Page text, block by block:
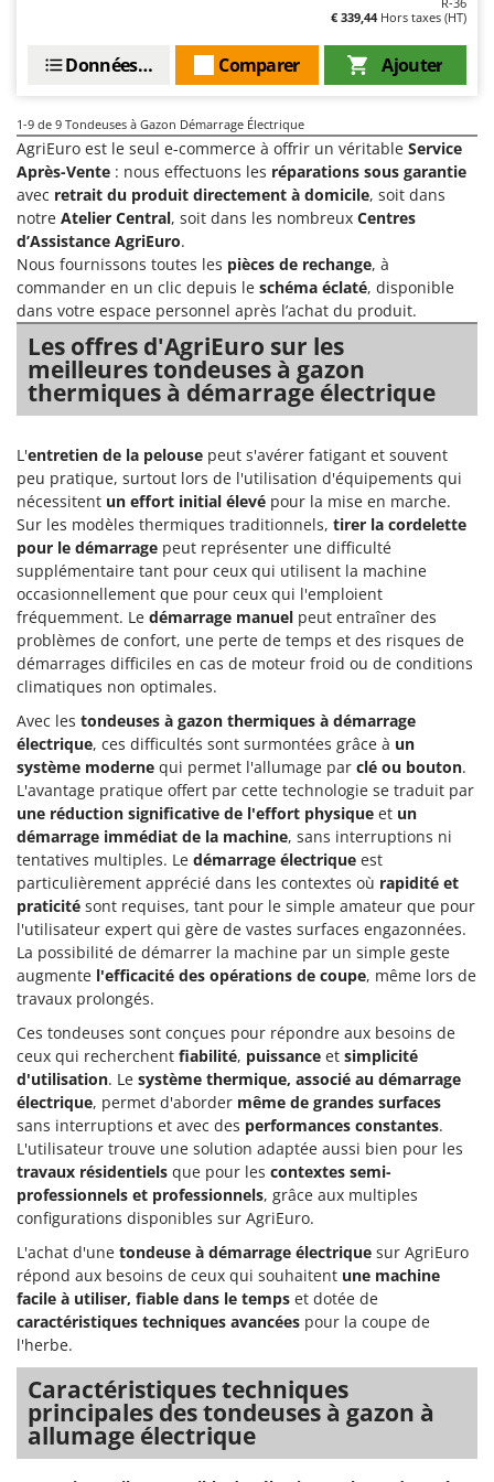
Palumbo Pavi
Partisani
Paterlini
Philips
Pramac
Prismafood
R
R.G.V.
Rato
Redback
Resto Italia
Ribimex
Ripartrak
Ritter
River Systems
Robomow
Rossofuoco
Rover Pompe
Royal Food
Ryobi
S
S.T.P.
Santos
Sbaraglia
Schnitzer
Seven Italy
Shark
Silky
Simatech
Sirman
Skil
Smartwood
Smeg
Snapper
Solidur
Spice Electronics
Spiralmac
Spring Protezione
Spyro
Stanley
€ 339,44Hors taxes (HT)
Ajouter
Comparer
Données techniques
1-9 de 9 Tondeuses à Gazon Démarrage Électrique
AgriEuro est le seul e-commerce à offrir un véritable Service
Après-Vente : nous effectuons les réparations sous garantie
avec retrait du produit directement à domicile, soit dans
notre Atelier Central, soit dans les nombreux Centres
d’Assistance AgriEuro.
Nous fournissons toutes les pièces de rechange, à
commander en un clic depuis le schéma éclaté, disponible
dans votre espace personnel après l’achat du produit.
Les offres d'AgriEuro sur les
meilleures tondeuses à gazon
thermiques à démarrage électrique
L'entretien de la pelouse peut s'avérer fatigant et souvent
peu pratique, surtout lors de l'utilisation d'équipements qui
nécessitent un effort initial élevé pour la mise en marche.
Sur les modèles thermiques traditionnels, tirer la cordelette
pour le démarrage peut représenter une difficulté
supplémentaire tant pour ceux qui utilisent la machine
occasionnellement que pour ceux qui l'emploient
fréquemment. Le démarrage manuel peut entraîner des
problèmes de confort, une perte de temps et des risques de
démarrages difficiles en cas de moteur froid ou de conditions
climatiques non optimales.
Avec les tondeuses à gazon thermiques à démarrage
électrique, ces difficultés sont surmontées grâce à un
système moderne qui permet l'allumage par clé ou bouton.
L'avantage pratique offert par cette technologie se traduit par
une réduction significative de l'effort physique et un
démarrage immédiat de la machine, sans interruptions ni
tentatives multiples. Le démarrage électrique est
particulièrement apprécié dans les contextes où rapidité et
praticité sont requises, tant pour le simple amateur que pour
l'utilisateur expert qui gère de vastes surfaces engazonnées.
La possibilité de démarrer la machine par un simple geste
augmente l'efficacité des opérations de coupe, même lors de
travaux prolongés.
Ces tondeuses sont conçues pour répondre aux besoins de
ceux qui recherchent fiabilité, puissance et simplicité
d'utilisation. Le système thermique, associé au démarrage
électrique, permet d'aborder même de grandes surfaces
sans interruptions et avec des performances constantes.
L'utilisateur trouve une solution adaptée aussi bien pour les
travaux résidentiels que pour les contextes semi-
professionnels et professionnels, grâce aux multiples
configurations disponibles sur AgriEuro.
L'achat d'une tondeuse à démarrage électrique sur AgriEuro
répond aux besoins de ceux qui souhaitent une machine
facile à utiliser, fiable dans le temps et dotée de
caractéristiques techniques avancées pour la coupe de
l'herbe.
Caractéristiques techniques
principales des tondeuses à gazon à
allumage électrique